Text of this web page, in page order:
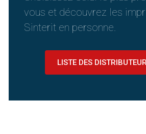
vous et découvrez les
Sinterit en personne.
LISTE DES